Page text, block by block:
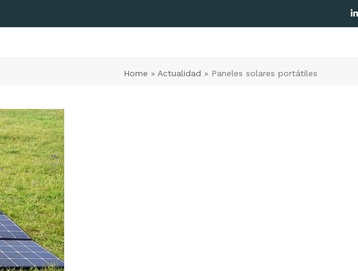
Home » Actualidad » Paneles solares portátiles